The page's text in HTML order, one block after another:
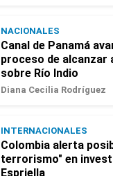
NACIONALES
Canal de Panamá
proceso de alcanzar
sobre Río Indio
Diana Cecilia Rodríguez
INTERNACIONALES
Colombia alerta
terrorismo" en
Espriella